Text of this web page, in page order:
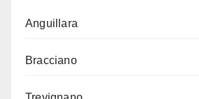
Anguillara
Bracciano